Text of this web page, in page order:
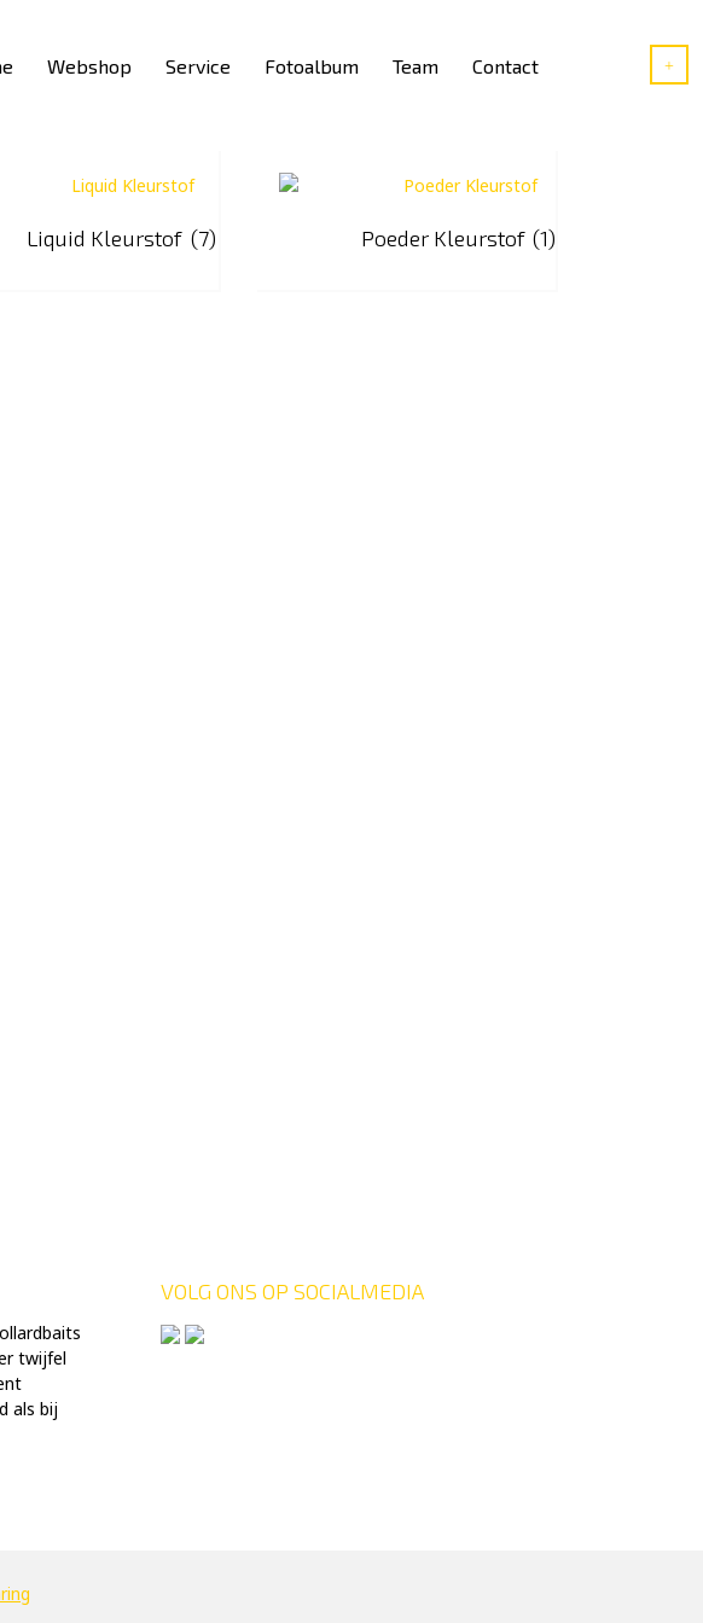
Webshop Service Fotoalbum Team Contact
Liquid Kleurstof (7) Poeder Kleurstof (1)
twijfel
als bij
VOLG ONS OP SOCIALMEDIA